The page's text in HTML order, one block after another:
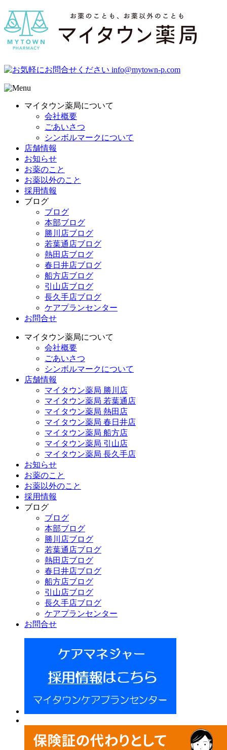
マイタウン薬局について
会社概要
ごあいさつ
シンボルマークについて
店舗情報
お知らせ
お薬のこと
お薬以外のこと
採用情報
ブログ
ブログ
本部ブログ
勝川店ブログ
若葉通店ブログ
熱田店ブログ
春日井店ブログ
船方店ブログ
引山店ブログ
長久手店ブログ
ケアプランセンター
お問合せ
マイタウン薬局について
会社概要
ごあいさつ
シンボルマークについて
店舗情報
マイタウン薬局 勝川店
マイタウン薬局 若葉通店
マイタウン薬局 熱田店
マイタウン薬局 春日井店
マイタウン薬局 船方店
マイタウン薬局 引山店
マイタウン薬局 長久手店
お知らせ
お薬のこと
お薬以外のこと
採用情報
ブログ
ブログ
本部ブログ
勝川店ブログ
若葉通店ブログ
熱田店ブログ
春日井店ブログ
船方店ブログ
引山店ブログ
長久手店ブログ
ケアプランセンター
お問合せ